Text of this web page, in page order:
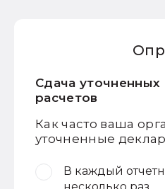
Сдача
расчетов
Как часто ваша
уточненные
В каждый